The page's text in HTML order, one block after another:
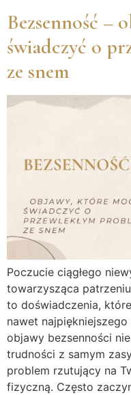
Bezsenność –
świadczyć o
ze snem
Poczucie ciągłego
towarzysząca
to doświadczenia,
nawet
objawy bezsenności
trudności z samym
problem rzutujący na
fizyczną. Często